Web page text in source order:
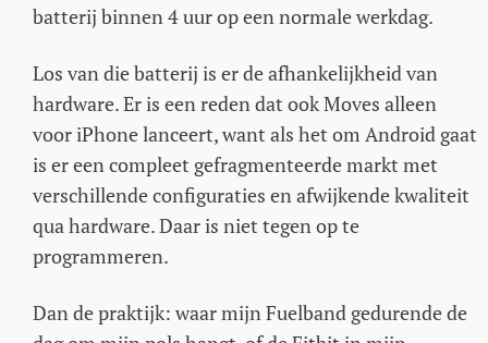
batterij binnen 4 uur op een normale werkdag.
Los van die batterij is er de afhankelijkheid van
hardware. Er is een reden dat ook Moves alleen
voor iPhone lanceert, want als het om Android gaat
is er een compleet gefragmenteerde markt met
verschillende configuraties en afwijkende kwaliteit
qua hardware. Daar is niet tegen op te
programmeren.
Dan de praktijk: waar mijn Fuelband gedurende de